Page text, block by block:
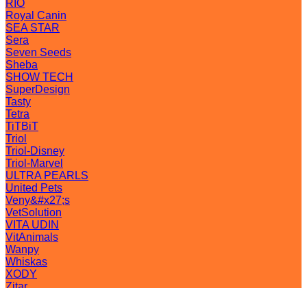
RIO
Royal Canin
SEA STAR
Sera
Seven Seeds
Sheba
SHOW TECH
SuperDesign
Tasty
Tetra
TiTBiT
Triol
Triol-Disney
Triol-Marvel
ULTRA PEARLS
United Pets
Veny&#x27;s
VetSolution
VITA UDIN
VitAnimals
Wanpy
Whiskas
XODY